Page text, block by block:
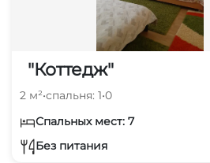
"Коттедж"
2 м²•спальня: 1•0
Спальных мест: 7
Без питания